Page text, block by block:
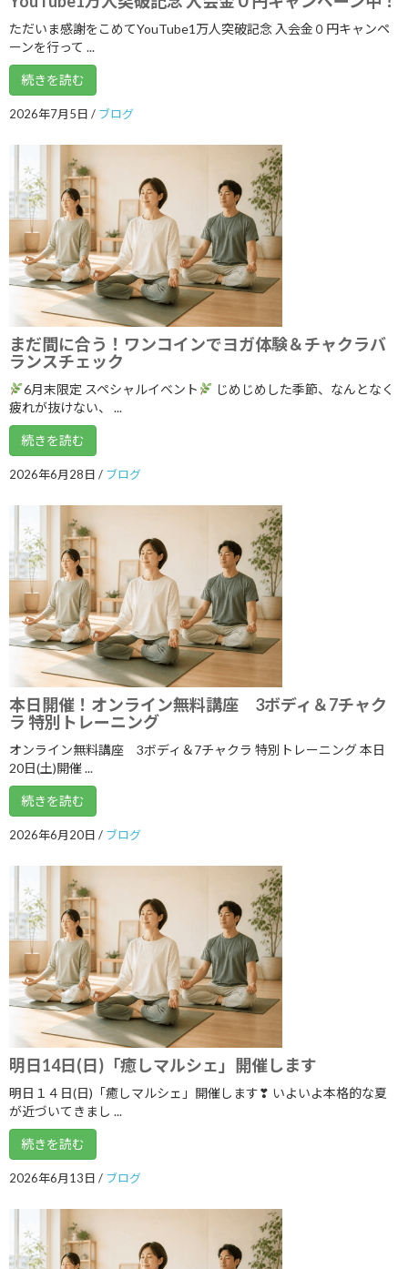
2025年10月
2025年9月
2025年8月
2025年6月
2025年5月
2025年4月
2025年3月
2025年2月
2025年1月
2024年12月
2024年11月
2024年10月
2024年7月
2024年6月
2024年5月
2024年4月
2024年3月
2024年2月
2024年1月
2023年12月
2023年11月
2023年8月
2023年7月
2023年6月
2023年5月
2023年4月
2023年2月
2023年1月
2022年12月
2022年11月
2022年9月
ただいま感謝をこめてYouTube1万人突破記念 入会金０円キャンペ
ーンを行って ...
続きを読む
2026年7月5日 / ブログ
まだ間に合う！ワンコインでヨガ体験＆チャクラバ
ランスチェック
6月末限定 スペシャルイベント
じめじめした季節、なんとなく
疲れが抜けない、 ...
続きを読む
2026年6月28日 / ブログ
本日開催！オンライン無料講座 3ボディ＆7チャク
ラ 特別トレーニング
オンライン無料講座 3ボディ＆7チャクラ 特別トレーニング 本日
20日(土)開催 ...
続きを読む
2026年6月20日 / ブログ
明日14日(日)「癒しマルシェ」開催します
明日１４日(日)「癒しマルシェ」開催します❣ いよいよ本格的な夏
が近づいてきまし ...
続きを読む
2026年6月13日 / ブログ